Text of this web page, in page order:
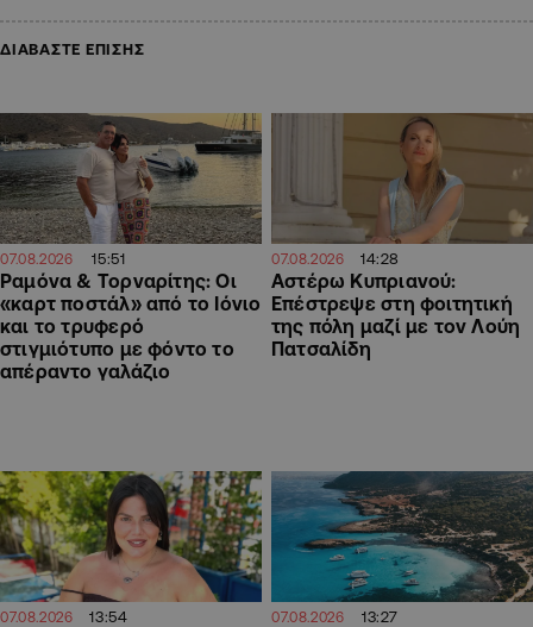
ΔΙΑΒΑΣΤΕ ΕΠΙΣΗΣ
07.08.2026 15:51
Ραμόνα & Τορναρίτης: Οι
«καρτ ποστάλ» από το Ιόνιο
και το τρυφερό
στιγμιότυπο με φόντο το
απέραντο γαλάζιο
07.08.2026 14:28
Αστέρω Κυπριανού:
Επέστρεψε στη φοιτητική
της πόλη μαζί με τον Λούη
Πατσαλίδη
07.08.2026 13:54 07.08.2026 13:27